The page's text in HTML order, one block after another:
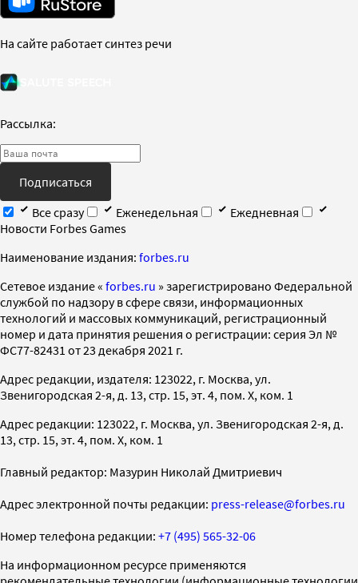
На сайте работает синтез речи
Рассылка:
Подписаться
Все сразу
Еженедельная
Ежедневная
Новости Forbes Games
Наименование издания: forbes.ru
Cетевое издание « forbes.ru » зарегистрировано Федеральной
службой по надзору в сфере связи, информационных
технологий и массовых коммуникаций, регистрационный
номер и дата принятия решения о регистрации: серия Эл №
ФС77-82431 от 23 декабря 2021 г.
Адрес редакции, издателя: 123022, г. Москва, ул.
Звенигородская 2-я, д. 13, стр. 15, эт. 4, пом. X, ком. 1
Адрес редакции: 123022, г. Москва, ул. Звенигородская 2-я, д.
13, стр. 15, эт. 4, пом. X, ком. 1
Главный редактор: Мазурин Николай Дмитриевич
Адрес электронной почты редакции: press-release@forbes.ru
Номер телефона редакции: +7 (495) 565-32-06
На информационном ресурсе применяются